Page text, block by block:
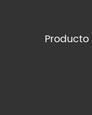
Producto